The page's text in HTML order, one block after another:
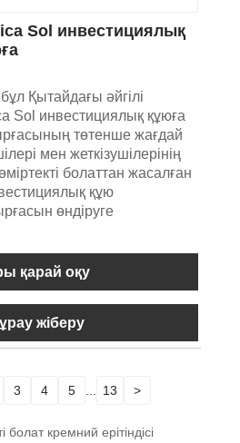
Sol инвестициялық
Қытайдағы әйгілі
Sol инвестициялық құюға
төтенше жағдай
мен жеткізушілерінің
болаттан жасалған
құю
өндіруге
қарай оқу
жіберу
3 4 5 ... 13 >
болат кремний ерітіндісі